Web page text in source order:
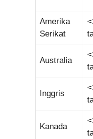
Amerika
Serikat
Australia
Inggris
Kanada